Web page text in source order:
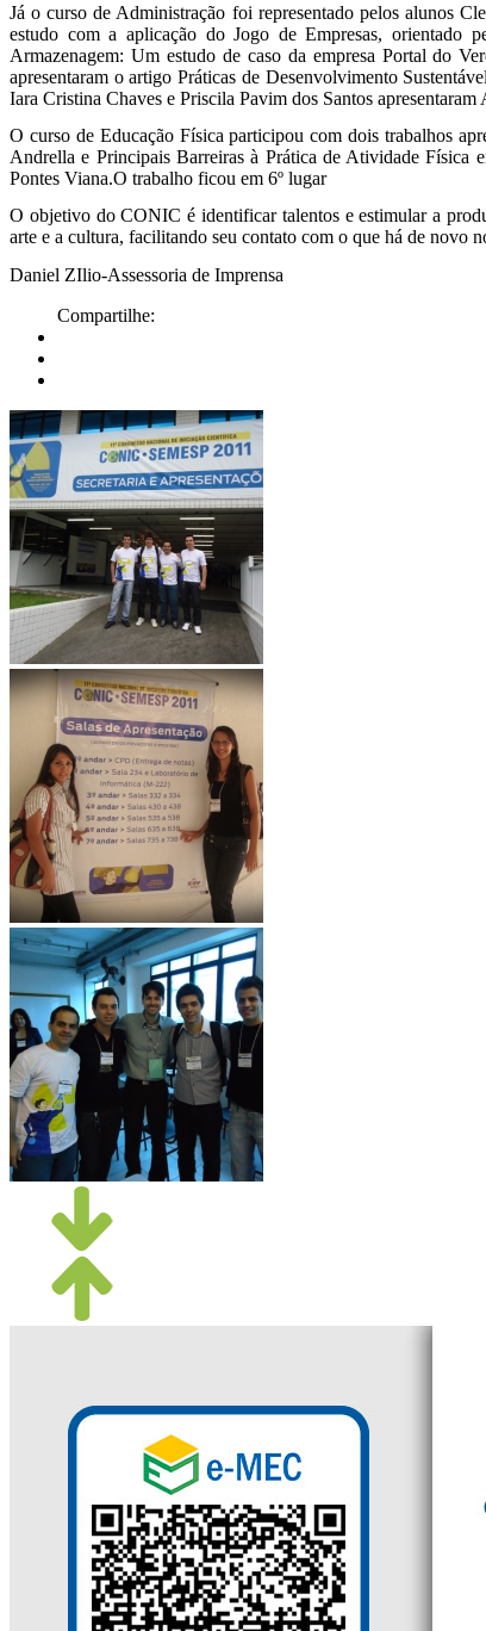
Já o curso de Administração foi representado pelos alunos
estudo com a aplicação do Jogo de Empresas, orientado
Armazenagem: Um estudo de caso da empresa Portal do
apresentaram o artigo Práticas de Desenvolvimento
Iara Cristina Chaves e Priscila Pavim dos Santos
O curso de Educação Física participou com dois trabalhos
Andrella e Principais Barreiras à Prática de Atividade Física
Pontes Viana.O trabalho ficou em 6º lugar
O objetivo do CONIC é identificar talentos e estimular a
arte e a cultura, facilitando seu contato com o que há de novo
Daniel ZIlio-Assessoria de Imprensa
Compartilhe: